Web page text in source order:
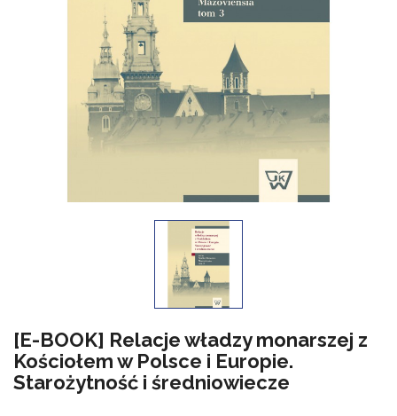
[E-BOOK] Relacje władzy monarszej z
Kościołem w Polsce i Europie.
Starożytność i średniowiecze